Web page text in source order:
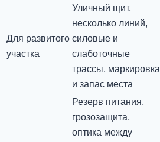
Для развитого
участка
Уличный щит,
несколько линий,
силовые и
слаботочные
трассы, маркировка
и запас места
Резерв питания,
грозозащита,
оптика между